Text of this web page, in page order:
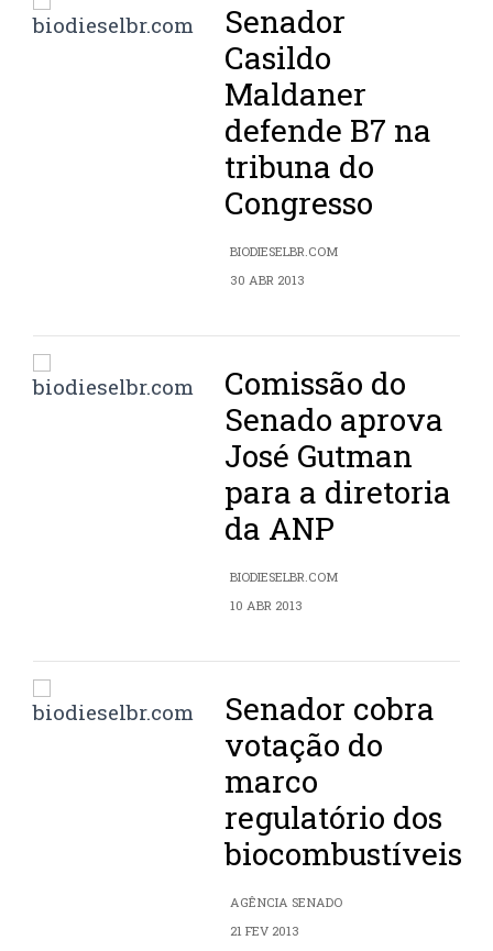
Senador
Casildo
Maldaner
defende B7 na
tribuna do
Congresso
BIODIESELBR.COM
30 ABR 2013
Comissão do
Senado aprova
José Gutman
para a diretoria
da ANP
BIODIESELBR.COM
10 ABR 2013
Senador cobra
votação do
marco
regulatório dos
biocombustíveis
AGÊNCIA SENADO
21 FEV 2013